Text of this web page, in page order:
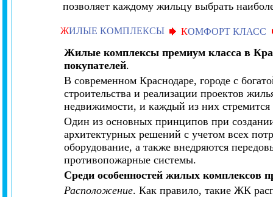
позволяет каждому жильцу выбрать
ЖИЛЫЕ КОМПЛЕКСЫ КОМФОРТ КЛАСС
Жилые комплексы премиум класса в
покупателей.
В современном Краснодаре, городе с
строительства и реализации проектов
недвижимости, и каждый из них
Один из основных принципов при
архитектурных решений с учетом всех
оборудование, а также внедряются
противопожарные системы.
Среди особенностей жилых комплексов
Расположение. Как правило, такие ЖК